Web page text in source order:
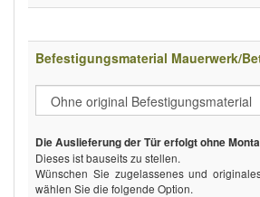
Befestigungsmaterial Mauerwerk/
Die Auslieferung der Tür erfolgt ohne
Dieses ist bauseits zu stellen.
Wünschen Sie zugelassenes und
wählen Sie die folgende Option.